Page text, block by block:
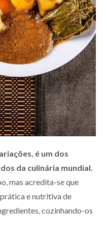
é um dos
da culinária mundial.
mas acredita-se que
e nutritiva de
cozinhando-os